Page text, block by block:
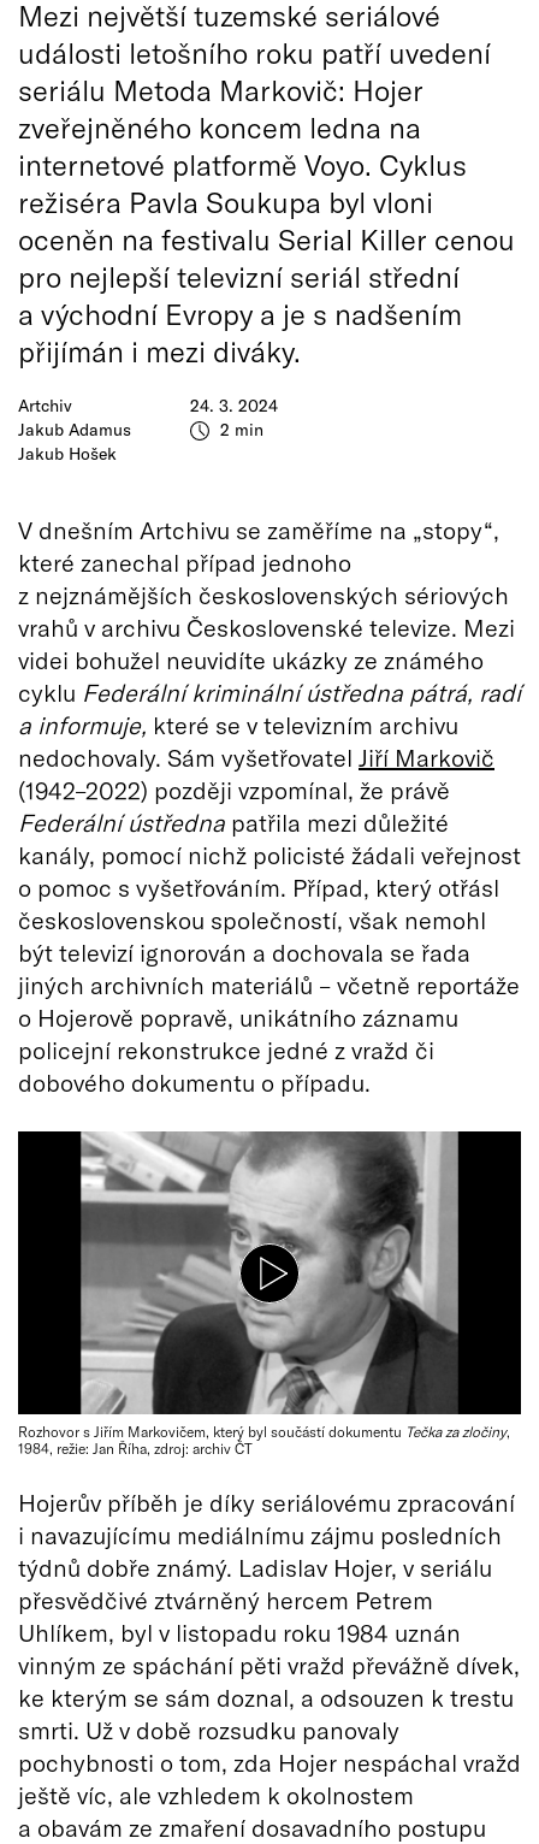
Artchiv
Jakub Adamus
Jakub Hošek
24. 3. 2024
2 min
Mezi největší tuzemské seriálové
události letošního roku patří uvedení
seriálu Metoda Markovič: Hojer
zveřejněného koncem ledna na
internetové platformě Voyo. Cyklus
režiséra Pavla Soukupa byl vloni
oceněn na festivalu Serial Killer cenou
pro nejlepší televizní seriál střední
a východní Evropy a je s nadšením
přijímán i mezi diváky.
V dnešním Artchivu se zaměříme na „stopy“,
které zanechal případ jednoho
z nejznámějších československých sériových
vrahů v archivu Československé televize. Mezi
videi bohužel neuvidíte ukázky ze známého
cyklu Federální kriminální ústředna pátrá, radí
a informuje, které se v televizním archivu
nedochovaly. Sám vyšetřovatel Jiří Markovič
(1942–2022) později vzpomínal, že právě
Federální ústředna patřila mezi důležité
kanály, pomocí nichž policisté žádali veřejnost
o pomoc s vyšetřováním. Případ, který otřásl
československou společností, však nemohl
být televizí ignorován a dochovala se řada
jiných archivních materiálů – včetně reportáže
o Hojerově popravě, unikátního záznamu
policejní rekonstrukce jedné z vražd či
dobového dokumentu o případu.
Rozhovor s Jiřím Markovičem, který byl součástí dokumentu Tečka za zločiny,
1984, režie: Jan Říha, zdroj: archiv ČT
Hojerův příběh je díky seriálovému zpracování
i navazujícímu mediálnímu zájmu posledních
týdnů dobře známý. Ladislav Hojer, v seriálu
přesvědčivé ztvárněný hercem Petrem
Uhlíkem, byl v listopadu roku 1984 uznán
vinným ze spáchání pěti vražd převážně dívek,
ke kterým se sám doznal, a odsouzen k trestu
smrti. Už v době rozsudku panovaly
pochybnosti o tom, zda Hojer nespáchal vražd
ještě víc, ale vzhledem k okolnostem
a obavám ze zmaření dosavadního postupu